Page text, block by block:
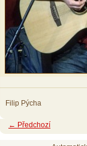
Filip Pýcha
← Předchozí